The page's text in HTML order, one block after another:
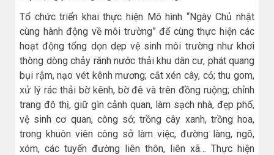
Tổ chức triển khai thực hiện Mô hình “Ngày Chủ nhật
cùng hành động về môi trường” để cùng thực hiện các
hoạt động tổng dọn dẹp vệ sinh môi trường như khơi
thông dòng chảy rãnh nước thải khu dân cư, phát quang
bụi rậm, nạo vét kênh mương; cắt xén cây, cỏ; thu gom,
xử lý rác thải bờ kênh, bờ đê và trên đồng ruộng; chỉnh
trang đô thị, giữ gìn cảnh quan, làm sạch nhà, đẹp phố,
vệ sinh cơ quan, công sở; trồng cây xanh, trồng hoa,
trong khuôn viên công sở làm việc, đường làng, ngõ,
xóm, các tuyến đường liên thôn, liên xã… Thực hiện